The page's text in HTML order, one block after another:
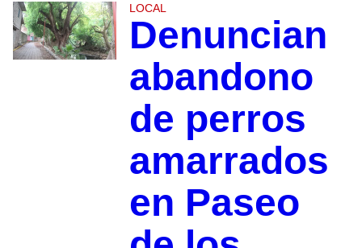
LOCAL
Denuncian
abandono
de perros
amarrados
en Paseo